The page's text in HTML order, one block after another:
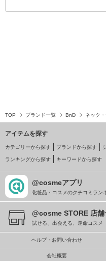
TOP ブランド一覧 BnD ネック
アイテムを探す
カテゴリーから探す ブランドから探す
ランキングから探す キーワードから探す
@cosmeアプリ
化粧品・コスメのクチコミラン
@cosme STORE 店舗
試せる、出会える、運命コスメ
ヘルプ・お問い合わせ
会社概要